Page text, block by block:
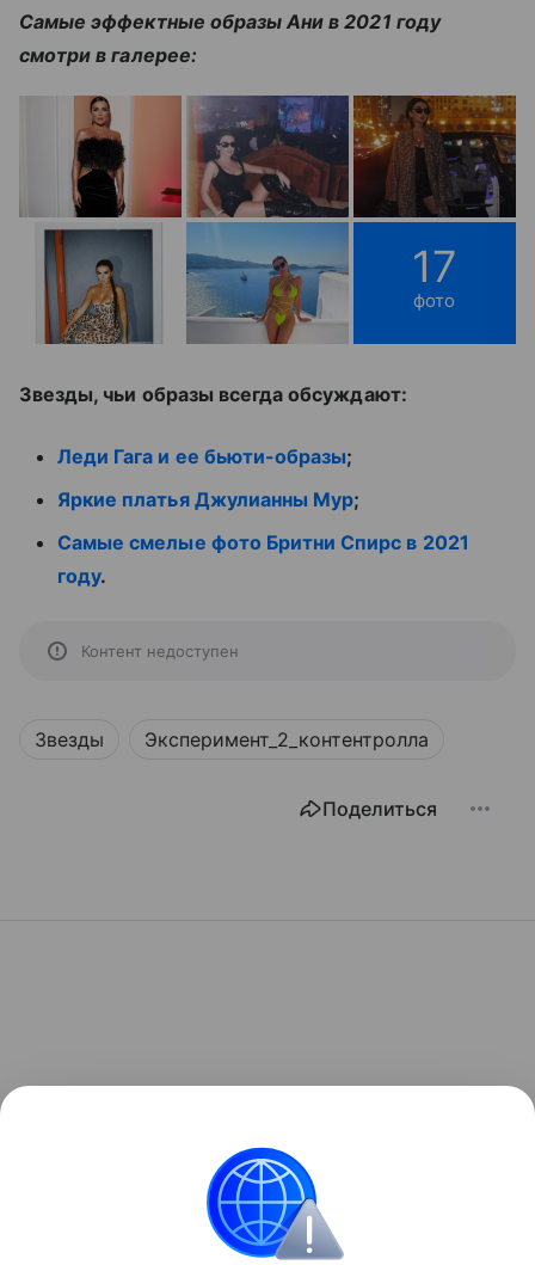
Самые эффектные образы Ани в 2021 году
смотри в галерее:
17
фото
Звезды, чьи образы всегда обсуждают:
Леди Гага и ее бьюти-образы;
Яркие платья Джулианны Мур;
Самые смелые фото Бритни Спирс в 2021
году.
Контент недоступен
Звезды Эксперимент_2_контентролла
Поделиться